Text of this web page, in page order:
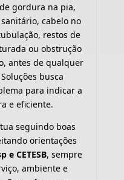
gordura na pia,
cabelo no
restos de
ou obstrução
antes de qualquer
busca
para indicar a
e eficiente.
seguindo boas
orientações
e CETESB, sempre
ambiente e